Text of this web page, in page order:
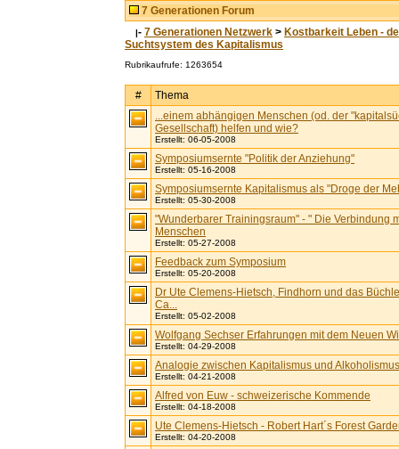
7 Generationen Forum
|- 7 Generationen Netzwerk > Kostbarkeit Leben -
Suchtsystem des Kapitalismus
Rubrikaufrufe: 1263654
#
Thema
...einem abhängigen Menschen (od. der
Gesellschaft) helfen und wie?
Erstellt: 06-05-2008
Symposiumsernte "Politik der Anziehung"
Erstellt: 05-16-2008
Symposiumsernte Kapitalismus als "Droge der
Erstellt: 05-30-2008
"Wunderbarer Trainingsraum" - " Die Verbindung
Menschen
Erstellt: 05-27-2008
Feedback zum Symposium
Erstellt: 05-20-2008
Dr Ute Clemens-Hietsch, Findhorn und das
Ca...
Erstellt: 05-02-2008
Wolfgang Sechser Erfahrungen mit dem Neuen
Erstellt: 04-29-2008
Analogie zwischen Kapitalismus und Alkoholismus
Erstellt: 04-21-2008
Alfred von Euw - schweizerische Kommende
Erstellt: 04-18-2008
Ute Clemens-Hietsch - Robert Hart´s Forest
Erstellt: 04-20-2008